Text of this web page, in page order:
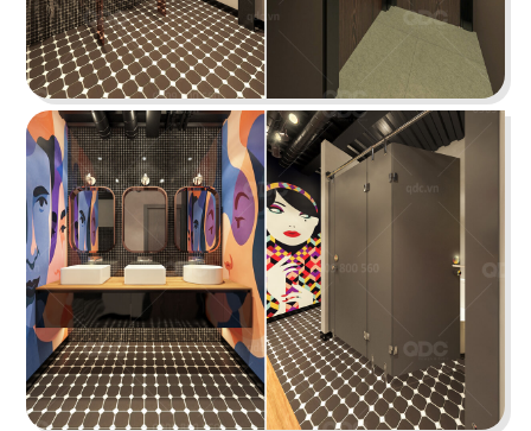
VEE AYY FOOD
Hiện đại, sang trọng với phong cách kiến trúc
hiện đại quốc tế cùng gam màu thương hiệu ấn
tượng
Chi tiết